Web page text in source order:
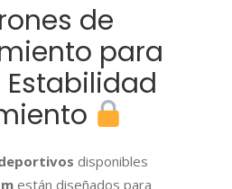
de
para
disponibles
están diseñados para